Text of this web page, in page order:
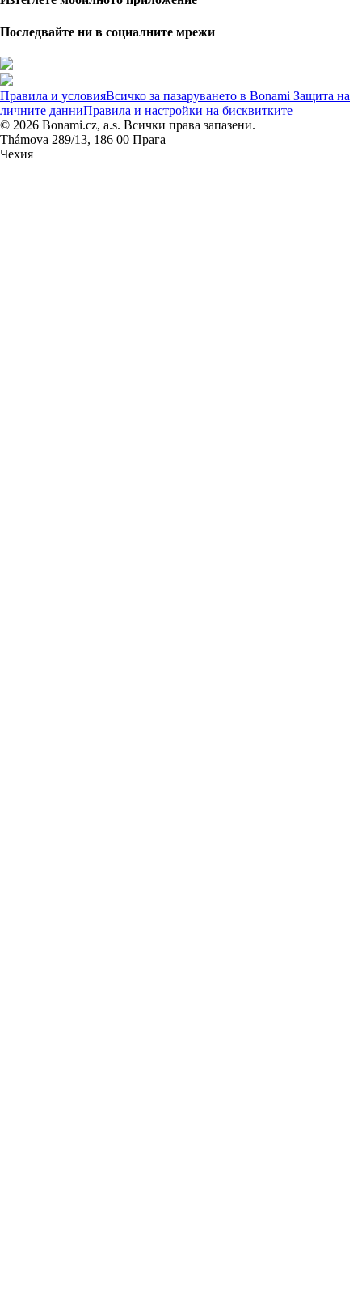
Последвайте ни в социалните мрежи
Правила и условияВсичко за пазаруването в Bonami Защита на
личните данниПравила и настройки на бисквитките
© 2026 Bonami.cz, a.s. Всички права запазени.
Thámova 289/13, 186 00 Прага
Чехия